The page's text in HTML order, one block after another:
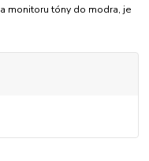
monitoru tóny do modra, je